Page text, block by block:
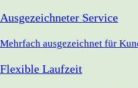
Ausgezeichneter Service
Mehrfach ausgezeichnet für
Flexible Laufzeit